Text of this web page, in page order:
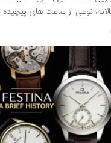
نوعی از ساعت های